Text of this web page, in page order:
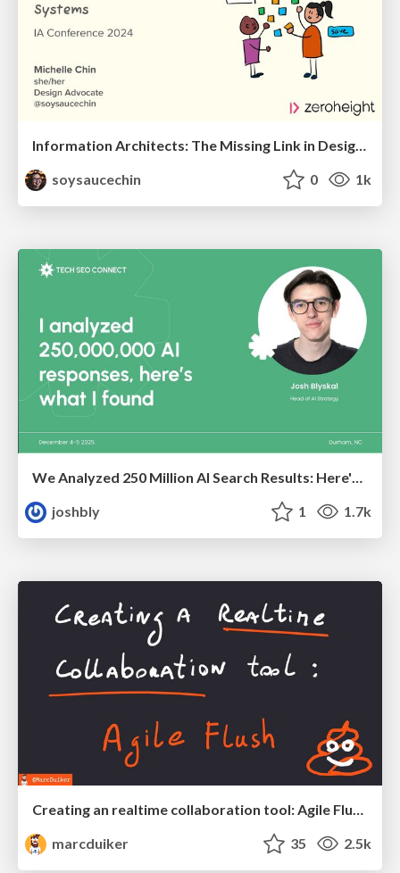
soysaucechin
0 1k
We Analyzed 250 Million AI Search Results: Here's What I Found
joshbly
1 1.7k
Creating an realtime collaboration tool: Agile Flush - .NET Oxford
marcduiker
35 2.5k